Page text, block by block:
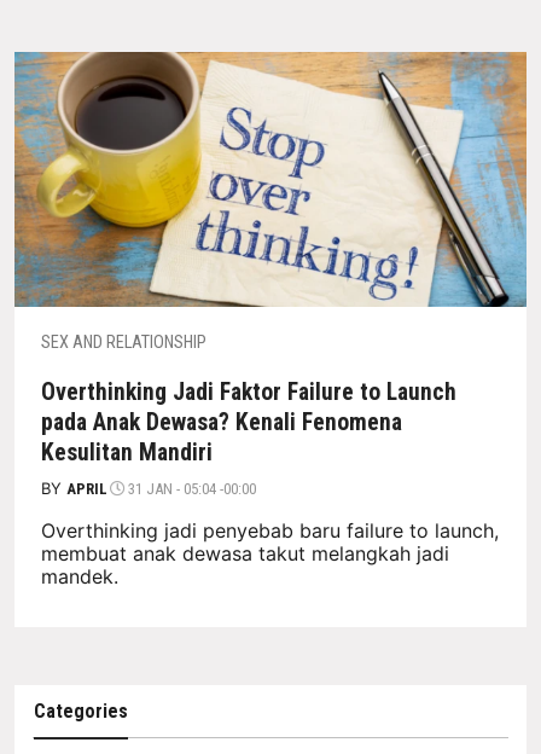
SEX AND RELATIONSHIP
Overthinking Jadi Faktor Failure to Launch
pada Anak Dewasa? Kenali Fenomena
Kesulitan Mandiri
BY APRIL 31 JAN - 05:04 -00:00
Overthinking jadi penyebab baru failure to launch,
membuat anak dewasa takut melangkah jadi
mandek.
Categories